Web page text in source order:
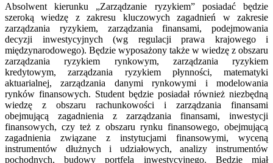
Absolwent kierunku „Zarządzanie ryzykiem” posiadać będzie
szeroką wiedzę z zakresu kluczowych zagadnień w zakresie
zarządzania ryzykiem, zarządzania finansami, podejmowania
decyzji inwestycyjnych (wg regulacji prawa krajowego i
międzynarodowego). Będzie wyposażony także w wiedzę z obszaru
zarządzania ryzykiem rynkowym, zarządzania ryzykiem
kredytowym, zarządzania ryzykiem płynności, matematyki
aktuarialnej, zarządzania danymi rynkowymi i modelowania
rynków finansowych. Student będzie posiadał również niezbędną
wiedzę z obszaru rachunkowości i zarządzania finansami
obejmującą zagadnienia z zarządzania finansami, inwestycji
finansowych, czy też z obszaru rynku finansowego, obejmującą
zagadnienia związane z instytucjami finansowymi, wyceną
instrumentów dłużnych i udziałowych, analizy instrumentów
pochodnych, budowy portfela inwestycyjnego. Będzie miał